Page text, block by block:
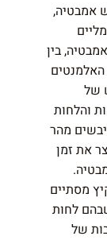
אמבטיה,
בין
של
והלחות
מהר
את זמן
מסתיים
לחות
של